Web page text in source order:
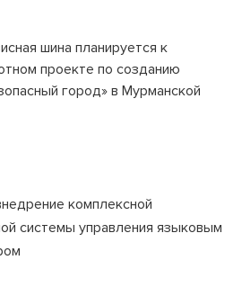
шина планируется к
проекте по созданию
город» в Мурманской
комплексной
системы управления языковым